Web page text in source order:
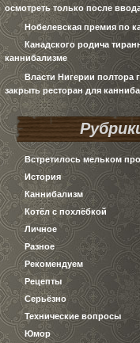
осмотреть только после
Нобелевская премия по
Канадского родича
каннибализме
Власти Нигерии полтора
закрыть ресторан для
Встретилось мельком
История
Каннибализм
Котёл с похлёбкой
Личное
Разное
Рекомендуем
Рецепты
Серьёзно
Технические вопросы
Юмор